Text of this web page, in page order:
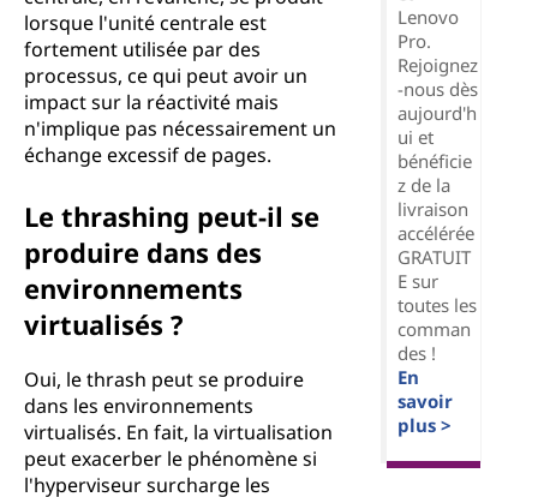
lorsque l'unité centrale est
fortement utilisée par des
processus, ce qui peut avoir un
impact sur la réactivité mais
n'implique pas nécessairement un
échange excessif de pages.
Le thrashing peut-il se
produire dans des
environnements
virtualisés ?
Oui, le thrash peut se produire
dans les environnements
virtualisés. En fait, la virtualisation
peut exacerber le phénomène si
l'hyperviseur surcharge les
Lenovo
Pro.
Rejoignez
-nous dès
aujourd'h
ui et
bénéficie
z de la
livraison
accélérée
GRATUIT
E sur
toutes les
comman
des !
En
savoir
plus >